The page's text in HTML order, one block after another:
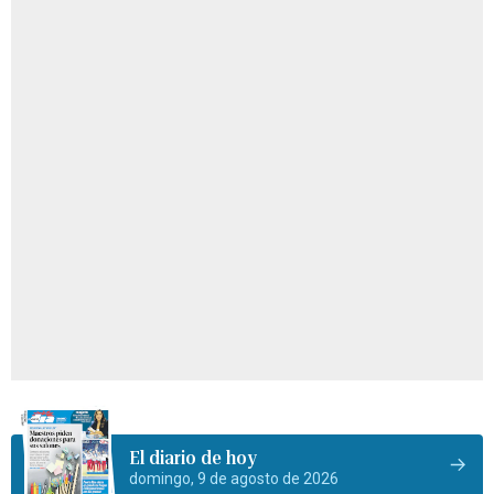
El diario de hoy
domingo, 9 de agosto de 2026